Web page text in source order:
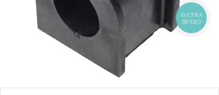
КНОПКА
ЗВ'ЯЗКУ